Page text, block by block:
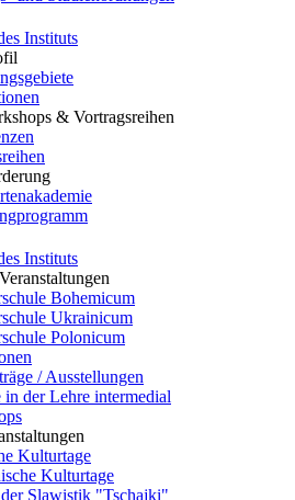
Instituts
& Vortragsreihen
Instituts
Bohemicum
Ukrainicum
Polonicum
/ Ausstellungen
in der Lehre intermedial
Kulturtage
Kulturtage
Slawistik "Tschajki"